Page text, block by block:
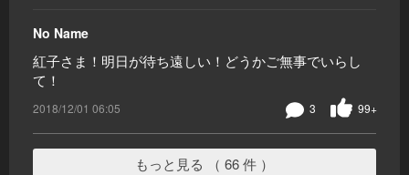
No Name
紅子さま！明日が待ち遠しい！どうかご無事でいらし
て！
2018/12/01 06:05 99+
3
もっと見る （ 66 件 ）